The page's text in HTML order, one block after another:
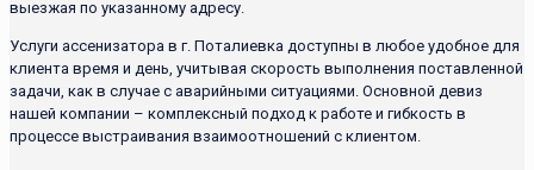
выезжая по указанному адресу.
Услуги ассенизатора в г. Поталиевка доступны в любое удобное для
клиента время и день, учитывая скорость выполнения поставленной
задачи, как в случае с аварийными ситуациями. Основной девиз
нашей компании – комплексный подход к работе и гибкость в
процессе выстраивания взаимоотношений с клиентом.